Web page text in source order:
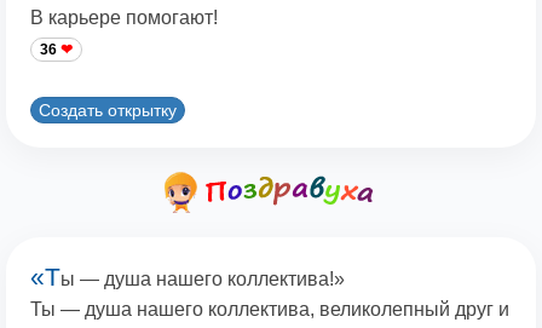
В карьере помогают!
36
Создать открытку
«Ты — душа нашего коллектива!»
Ты — душа нашего коллектива, великолепный друг и